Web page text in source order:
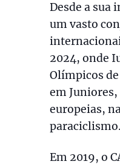
Desde a sua
um vasto
2024, onde
Olímpicos
em Juniores,
europeias,
paraciclismo.
Em 2019, o